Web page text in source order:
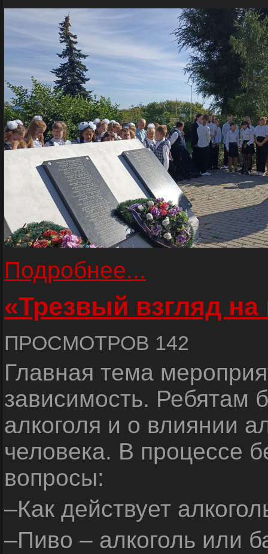
Подробнее...
«Трезвый взгляд на
ПРОСМОТРОВ 142
Главная тема
зависимость. Ребятам
алкоголя и о влиянии
человека. В процессе
вопросы:
–Как действует
–Пиво – алкоголь или